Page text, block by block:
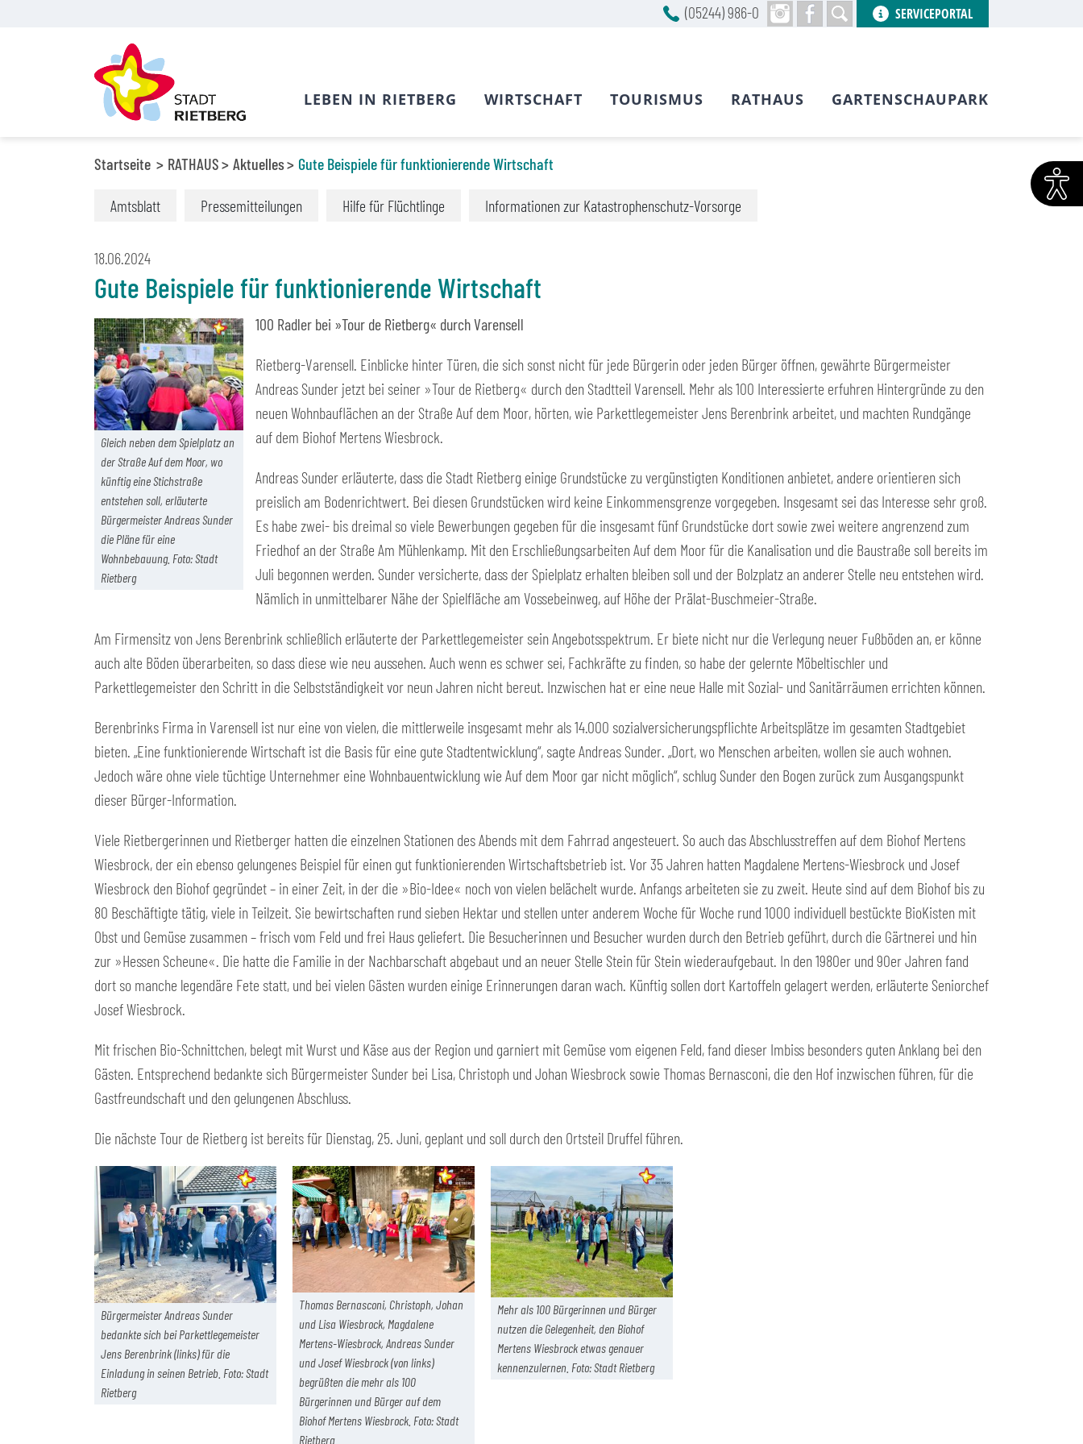
Startseite RATHAUS Aktuelles Gute Beispiele für funktionierende Wirtschaft
Amtsblatt Pressemitteilungen Hilfe für Flüchtlinge Informationen zur Katastrophenschutz-Vorsorge
18.06.2024
Gute Beispiele für funktionierende Wirtschaft
Gleich neben dem Spielplatz an
der Straße Auf dem Moor, wo
künftig eine Stichstraße
entstehen soll, erläuterte
Bürgermeister Andreas Sunder
die Pläne für eine
Wohnbebauung. Foto: Stadt
Rietberg
100 Radler bei »Tour de Rietberg« durch Varensell
Rietberg-Varensell. Einblicke hinter Türen, die sich sonst nicht für jede Bürgerin oder jeden Bürger öffnen, gewährte Bürgermeister
Andreas Sunder jetzt bei seiner »Tour de Rietberg« durch den Stadtteil Varensell. Mehr als 100 Interessierte erfuhren Hintergründe zu den
neuen Wohnbauflächen an der Straße Auf dem Moor, hörten, wie Parkettlegemeister Jens Berenbrink arbeitet, und machten Rundgänge
auf dem Biohof Mertens Wiesbrock.
Andreas Sunder erläuterte, dass die Stadt Rietberg einige Grundstücke zu vergünstigten Konditionen anbietet, andere orientieren sich
preislich am Bodenrichtwert. Bei diesen Grundstücken wird keine Einkommensgrenze vorgegeben. Insgesamt sei das Interesse sehr groß.
Es habe zwei- bis dreimal so viele Bewerbungen gegeben für die insgesamt fünf Grundstücke dort sowie zwei weitere angrenzend zum
Friedhof an der Straße Am Mühlenkamp. Mit den Erschließungsarbeiten Auf dem Moor für die Kanalisation und die Baustraße soll bereits im
Juli begonnen werden. Sunder versicherte, dass der Spielplatz erhalten bleiben soll und der Bolzplatz an anderer Stelle neu entstehen wird.
Nämlich in unmittelbarer Nähe der Spielfläche am Vossebeinweg, auf Höhe der Prälat-Buschmeier-Straße.
Am Firmensitz von Jens Berenbrink schließlich erläuterte der Parkettlegemeister sein Angebotsspektrum. Er biete nicht nur die Verlegung neuer Fußböden an, er könne
auch alte Böden überarbeiten, so dass diese wie neu aussehen. Auch wenn es schwer sei, Fachkräfte zu finden, so habe der gelernte Möbeltischler und
Parkettlegemeister den Schritt in die Selbstständigkeit vor neun Jahren nicht bereut. Inzwischen hat er eine neue Halle mit Sozial- und Sanitärräumen errichten können.
Berenbrinks Firma in Varensell ist nur eine von vielen, die mittlerweile insgesamt mehr als 14.000 sozialversicherungspflichte Arbeitsplätze im gesamten Stadtgebiet
bieten. „Eine funktionierende Wirtschaft ist die Basis für eine gute Stadtentwicklung“, sagte Andreas Sunder. „Dort, wo Menschen arbeiten, wollen sie auch wohnen.
Jedoch wäre ohne viele tüchtige Unternehmer eine Wohnbauentwicklung wie Auf dem Moor gar nicht möglich“, schlug Sunder den Bogen zurück zum Ausgangspunkt
dieser Bürger-Information.
Viele Rietbergerinnen und Rietberger hatten die einzelnen Stationen des Abends mit dem Fahrrad angesteuert. So auch das Abschlusstreffen auf dem Biohof Mertens
Wiesbrock, der ein ebenso gelungenes Beispiel für einen gut funktionierenden Wirtschaftsbetrieb ist. Vor 35 Jahren hatten Magdalene Mertens-Wiesbrock und Josef
Wiesbrock den Biohof gegründet – in einer Zeit, in der die »Bio-Idee« noch von vielen belächelt wurde. Anfangs arbeiteten sie zu zweit. Heute sind auf dem Biohof bis zu
80 Beschäftigte tätig, viele in Teilzeit. Sie bewirtschaften rund sieben Hektar und stellen unter anderem Woche für Woche rund 1000 individuell bestückte BioKisten mit
Obst und Gemüse zusammen – frisch vom Feld und frei Haus geliefert. Die Besucherinnen und Besucher wurden durch den Betrieb geführt, durch die Gärtnerei und hin
zur »Hessen Scheune«. Die hatte die Familie in der Nachbarschaft abgebaut und an neuer Stelle Stein für Stein wiederaufgebaut. In den 1980er und 90er Jahren fand
dort so manche legendäre Fete statt, und bei vielen Gästen wurden einige Erinnerungen daran wach. Künftig sollen dort Kartoffeln gelagert werden, erläuterte Seniorchef
Josef Wiesbrock.
Mit frischen Bio-Schnittchen, belegt mit Wurst und Käse aus der Region und garniert mit Gemüse vom eigenen Feld, fand dieser Imbiss besonders guten Anklang bei den
Gästen. Entsprechend bedankte sich Bürgermeister Sunder bei Lisa, Christoph und Johan Wiesbrock sowie Thomas Bernasconi, die den Hof inzwischen führen, für die
Gastfreundschaft und den gelungenen Abschluss.
Die nächste Tour de Rietberg ist bereits für Dienstag, 25. Juni, geplant und soll durch den Ortsteil Druffel führen.
Bürgermeister Andreas Sunder
bedankte sich bei Parkettlegemeister
Jens Berenbrink (links) für die
Einladung in seinen Betrieb. Foto: Stadt
Rietberg
Thomas Bernasconi, Christoph, Johan
und Lisa Wiesbrock, Magdalene
Mertens-Wiesbrock, Andreas Sunder
und Josef Wiesbrock (von links)
begrüßten die mehr als 100
Bürgerinnen und Bürger auf dem
Biohof Mertens Wiesbrock. Foto: Stadt
Rietberg
Mehr als 100 Bürgerinnen und Bürger
nutzen die Gelegenheit, den Biohof
Mertens Wiesbrock etwas genauer
kennenzulernen. Foto: Stadt Rietberg
(05244) 986-0 SERVICEPORTAL
LEBEN IN RIETBERG WIRTSCHAFT TOURISMUS RATHAUS GARTENSCHAUPARK